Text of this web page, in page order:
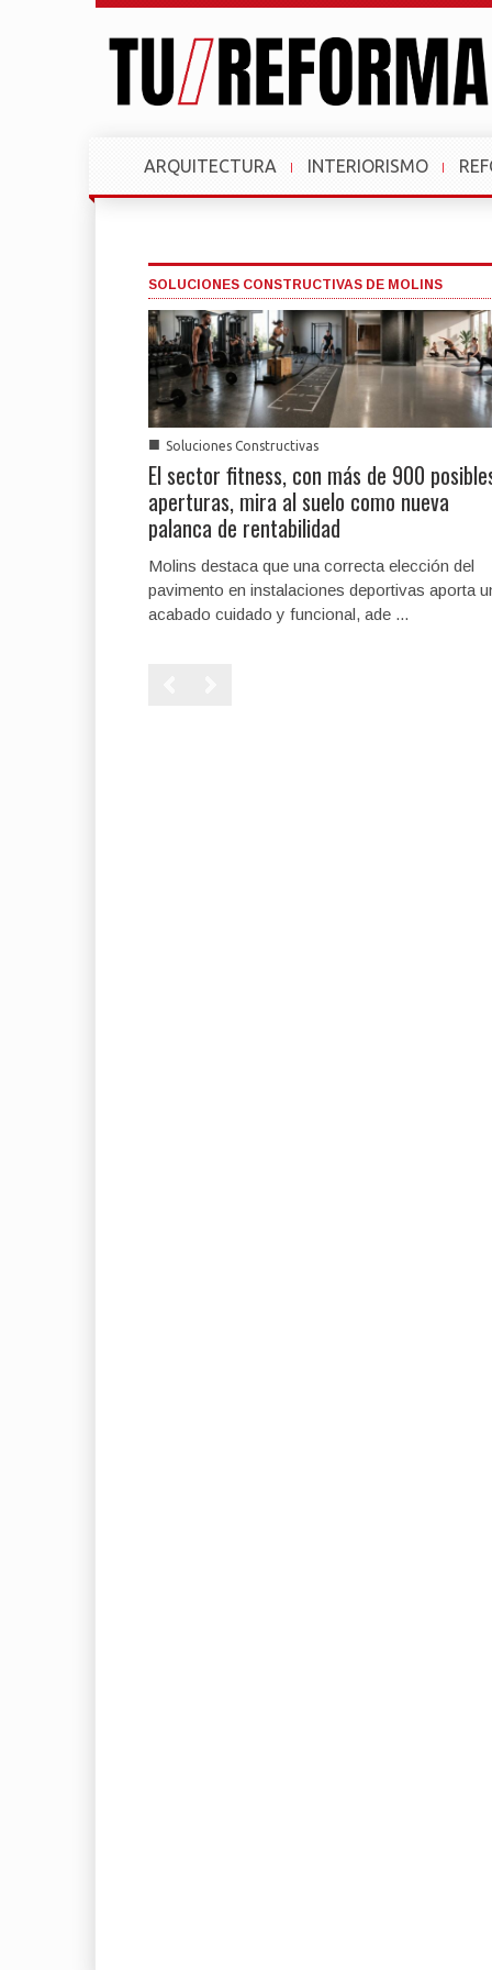
ARQUITECTURA INTERIORISMO
SOLUCIONES CONSTRUCTIVAS DE MOLINS
■ Soluciones Constructivas
El sector fitness, con más de 900
aperturas, mira al suelo como nueva
palanca de rentabilidad
Molins destaca que una correcta elección del
pavimento en instalaciones deportivas aporta
acabado cuidado y funcional, ade ...